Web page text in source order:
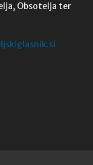
Obsotelja ter